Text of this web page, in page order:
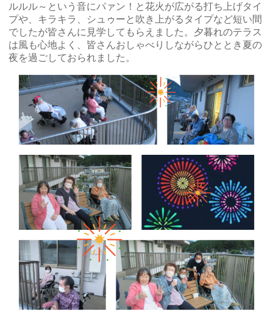
ルルル～という音にパァン！と花火が広がる打ち上げタイ
プや、キラキラ、シュゥーと吹き上がるタイプなど短い間
でしたが皆さんに見学してもらえました。夕暮れのテラス
は風も心地よく、皆さんおしゃべりしながらひととき夏の
夜を過ごしておられました。